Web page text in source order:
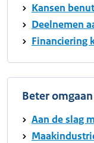
Kansen
Deelnemen
Financiering
Beter
Aan de slag